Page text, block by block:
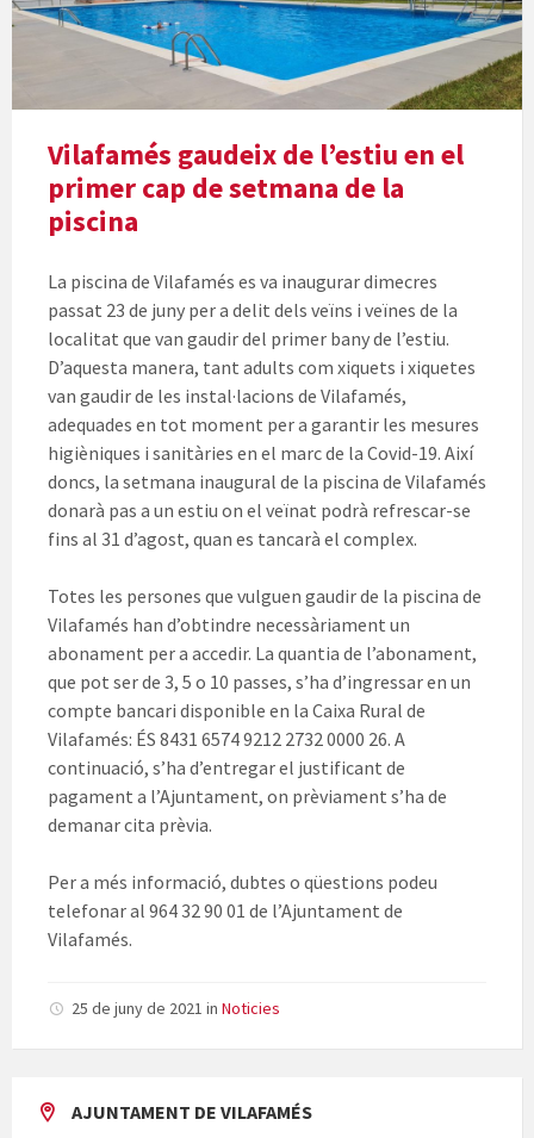
Vilafamés gaudeix de l’estiu en el
primer cap de setmana de la
piscina
La piscina de Vilafamés es va inaugurar dimecres
passat 23 de juny per a delit dels veïns i veïnes de la
localitat que van gaudir del primer bany de l’estiu.
D’aquesta manera, tant adults com xiquets i xiquetes
van gaudir de les instal·lacions de Vilafamés,
adequades en tot moment per a garantir les mesures
higièniques i sanitàries en el marc de la Covid-19. Així
doncs, la setmana inaugural de la piscina de Vilafamés
donarà pas a un estiu on el veïnat podrà refrescar-se
fins al 31 d’agost, quan es tancarà el complex.
Totes les persones que vulguen gaudir de la piscina de
Vilafamés han d’obtindre necessàriament un
abonament per a accedir. La quantia de l’abonament,
que pot ser de 3, 5 o 10 passes, s’ha d’ingressar en un
compte bancari disponible en la Caixa Rural de
Vilafamés: ÉS 8431 6574 9212 2732 0000 26. A
continuació, s’ha d’entregar el justificant de
pagament a l’Ajuntament, on prèviament s’ha de
demanar cita prèvia.
Per a més informació, dubtes o qüestions podeu
telefonar al 964 32 90 01 de l’Ajuntament de
Vilafamés.
25 de juny de 2021 in Noticies
AJUNTAMENT DE VILAFAMÉS